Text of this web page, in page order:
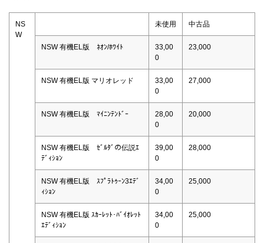
NS
W
未使用 中古品
NSW 有機EL版 ﾈｵﾝ/ﾎﾜｲﾄ
33,00
0
23,000
NSW 有機EL版 マリオレッド
33,00
0
27,000
NSW 有機EL版 ﾏｲﾆﾝﾃﾝﾄﾞｰ
28,00
0
20,000
NSW 有機EL版 ｾﾞﾙﾀﾞの伝説ｴ
ﾃﾞｨｼｮﾝ
39,00
0
28,000
NSW 有機EL版 ｽﾌﾟﾗﾄｩｰﾝ3ｴﾃﾞ
ｨｼｮﾝ
34,00
0
25,000
NSW 有機EL版 ｽｶｰﾚｯﾄ･ﾊﾞｲｵﾚｯﾄ
ｴﾃﾞｨｼｮﾝ
34,00
0
25,000